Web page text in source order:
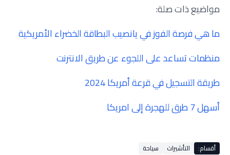
مواضيع ذات صلة:
ما هي فرصة الفوز في يانصيب البطاقة الخضراء الأمريكية
منظمات تساعد على اللجوء عن طريق الانترنت
طريقة التسجيل في قرعة أمريكا 2024
أسهل 7 طرق للهجرة إلى امريكا
أقسام: التأشيرات سياحة